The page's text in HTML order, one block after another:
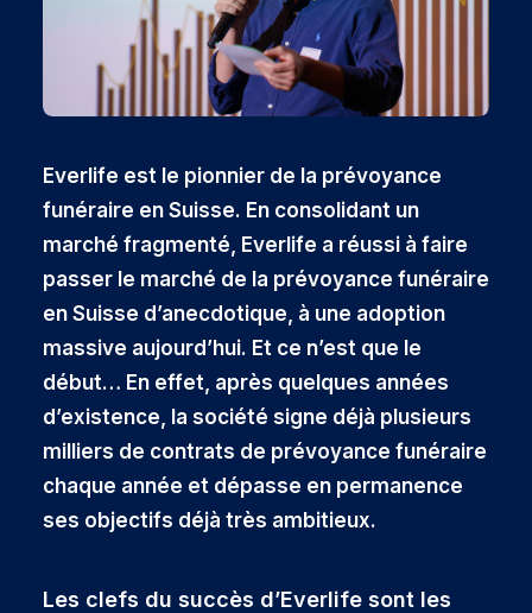
Everlife est le pionnier de la prévoyance
funéraire en Suisse. En consolidant un
marché fragmenté, Everlife a réussi à faire
passer le marché de la prévoyance funéraire
en Suisse d’anecdotique, à une adoption
massive aujourd’hui. Et ce n’est que le
début… En effet, après quelques années
d’existence, la société signe déjà plusieurs
milliers de contrats de prévoyance funéraire
chaque année et dépasse en permanence
ses objectifs déjà très ambitieux.
Les clefs du succès d’Everlife sont les